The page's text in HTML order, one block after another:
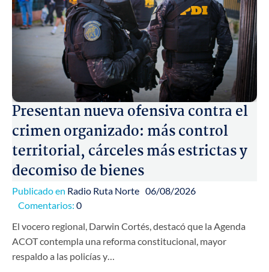
Presentan nueva ofensiva contra el
crimen organizado: más control
territorial, cárceles más estrictas y
decomiso de bienes
Publicado en Radio Ruta Norte 06/08/2026
Comentarios: 0
El vocero regional, Darwin Cortés, destacó que la Agenda
ACOT contempla una reforma constitucional, mayor
respaldo a las policías y…